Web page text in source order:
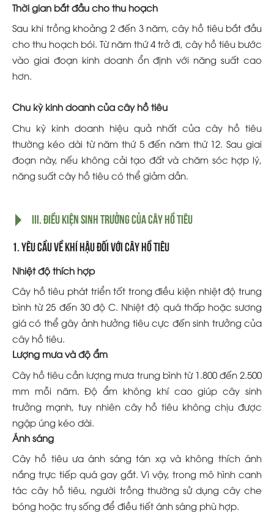
Thời gian bắt đầu cho thu hoạch
Sau khi trồng khoảng 2 đến 3 năm, cây hồ tiêu bắt đầu
cho thu hoạch bói. Từ năm thứ 4 trở đi, cây hồ tiêu bước
vào giai đoạn kinh doanh ổn định với năng suất cao
hơn.
Chu kỳ kinh doanh của cây hồ tiêu
Chu kỳ kinh doanh hiệu quả nhất của cây hồ tiêu
thường kéo dài từ năm thứ 5 đến năm thứ 12. Sau giai
đoạn này, nếu không cải tạo đất và chăm sóc hợp lý,
năng suất cây hồ tiêu có thể giảm dần.
III. Điều kiện sinh trưởng của cây hồ tiêu
1. Yêu cầu về khí hậu đối với cây hồ tiêu
Nhiệt độ thích hợp
Cây hồ tiêu phát triển tốt trong điều kiện nhiệt độ trung
bình từ 25 đến 30 độ C. Nhiệt độ quá thấp hoặc sương
giá có thể gây ảnh hưởng tiêu cực đến sinh trưởng của
cây hồ tiêu.
Lượng mưa và độ ẩm
Cây hồ tiêu cần lượng mưa trung bình từ 1.800 đến 2.500
mm mỗi năm. Độ ẩm không khí cao giúp cây sinh
trưởng mạnh, tuy nhiên cây hồ tiêu không chịu được
ngập úng kéo dài.
Ánh sáng
Cây hồ tiêu ưa ánh sáng tán xạ và không thích ánh
nắng trực tiếp quá gay gắt. Vì vậy, trong mô hình canh
tác cây hồ tiêu, người trồng thường sử dụng cây che
bóng hoặc trụ sống để điều tiết ánh sáng phù hợp.